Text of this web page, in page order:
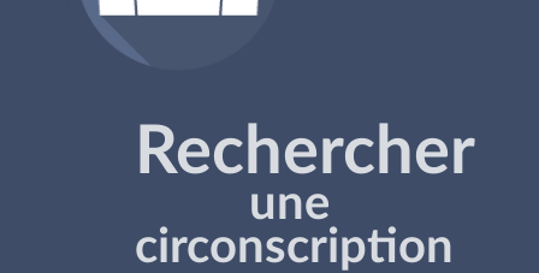
Rechercher
une
circonscription